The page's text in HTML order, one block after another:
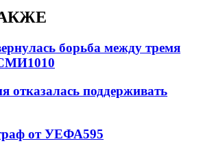
борьба между тремя
1010
отказалась поддерживать
от УЕФА595